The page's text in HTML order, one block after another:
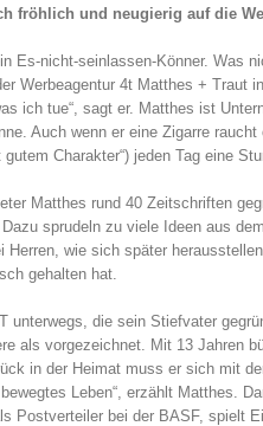
fröhlich und neugierig auf die
Es-nicht-seinlassen-Könner. Was
Werbeagentur 4t Matthes + Traut
ich tue“, sagt er. Matthes ist
Auch wenn er eine Zigarre
Charakter“) jeden Tag eine
Matthes rund 40 Zeitschriften
sprudeln zu viele Ideen aus
wie sich später
gehalten hat.
unterwegs, die sein Stiefvater
als vorgezeichnet. Mit 13 Jahren
in der Heimat muss er sich mit
Leben“, erzählt Matthes.
Postverteiler bei der BASF, spielt